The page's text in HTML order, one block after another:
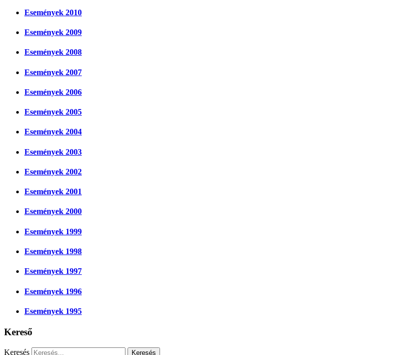
Események 2010
Események 2009
Események 2008
Események 2007
Események 2006
Események 2005
Események 2004
Események 2003
Események 2002
Események 2001
Események 2000
Események 1999
Események 1998
Események 1997
Események 1996
Események 1995
Kereső
Keresés Keresés